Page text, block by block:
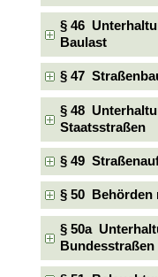
§ 46
Baulast
§ 47
§ 48
Staatsstraßen
§ 49
§ 50 Behörden
§ 50a
Bundesstraßen